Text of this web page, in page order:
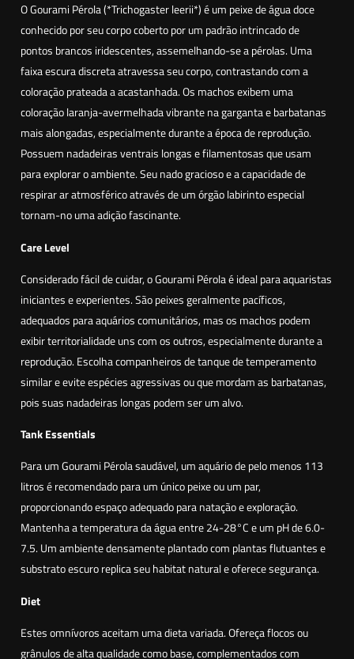
9
,
9
0
é
r
o
l
a
(
T
r
i
c
h
o
a
s
t
e
r
l
e
e
i
)
O Gourami Pérola (*Trichogaster leerii*) é um peixe de água doce
conhecido por seu corpo coberto por um padrão intrincado de
pontos brancos iridescentes, assemelhando-se a pérolas. Uma
faixa escura discreta atravessa seu corpo, contrastando com a
coloração prateada a acastanhada. Os machos exibem uma
coloração laranja-avermelhada vibrante na garganta e barbatanas
mais alongadas, especialmente durante a época de reprodução.
Possuem nadadeiras ventrais longas e filamentosas que usam
para explorar o ambiente. Seu nado gracioso e a capacidade de
respirar ar atmosférico através de um órgão labirinto especial
tornam-no uma adição fascinante.
Care Level
Considerado fácil de cuidar, o Gourami Pérola é ideal para aquaristas
iniciantes e experientes. São peixes geralmente pacíficos,
adequados para aquários comunitários, mas os machos podem
exibir territorialidade uns com os outros, especialmente durante a
reprodução. Escolha companheiros de tanque de temperamento
similar e evite espécies agressivas ou que mordam as barbatanas,
pois suas nadadeiras longas podem ser um alvo.
Tank Essentials
Para um Gourami Pérola saudável, um aquário de pelo menos 113
litros é recomendado para um único peixe ou um par,
proporcionando espaço adequado para natação e exploração.
Mantenha a temperatura da água entre 24-28°C e um pH de 6.0-
7.5. Um ambiente densamente plantado com plantas flutuantes e
substrato escuro replica seu habitat natural e oferece segurança.
Diet
Estes omnívoros aceitam uma dieta variada. Ofereça flocos ou
grânulos de alta qualidade como base, complementados com